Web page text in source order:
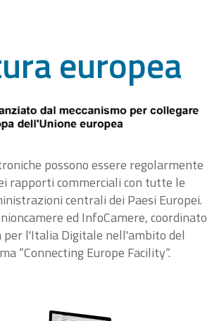
europea
possono essere regolarmente
rapporti commerciali con tutte le
centrali dei Paesi Europei.
ed InfoCamere, coordinato
per l'Italia Digitale nell'ambito del
“Connecting Europe Facility“.